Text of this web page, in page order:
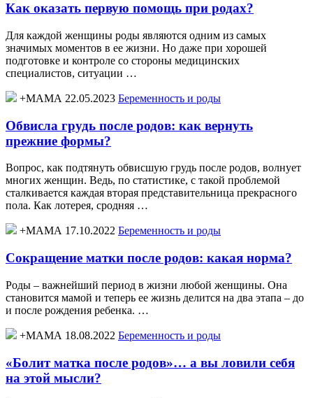
Как оказать первую помощь при родах?
Для каждой женщины роды являются одним из самых
значимых моментов в ее жизни. Но даже при хорошей
подготовке и контроле со стороны медицинских
специалистов, ситуации …
+МАМА 22.05.2023 Беременность и роды
Обвисла грудь после родов: как вернуть
прежние формы?
Вопрос, как подтянуть обвисшую грудь после родов, волнует
многих женщин. Ведь, по статистике, с такой проблемой
сталкивается каждая вторая представительница прекрасного
пола. Как лотерея, сродняя …
+МАМА 17.10.2022 Беременность и роды
Сокращение матки после родов: какая норма?
Роды – важнейший период в жизни любой женщины. Она
становится мамой и теперь ее жизнь делится на два этапа – до
и после рождения ребенка. …
+МАМА 18.08.2022 Беременность и роды
«Болит матка после родов»… а вы ловили себя
на этой мысли?